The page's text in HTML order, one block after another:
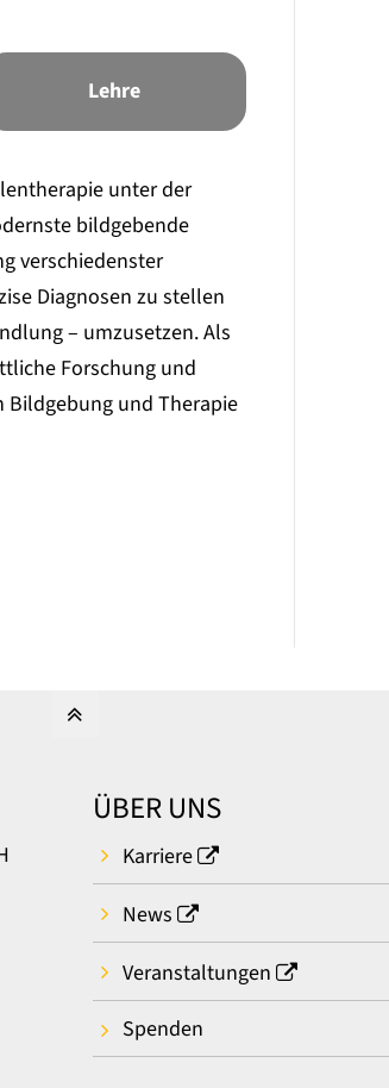
Lehre
unter der
bildgebende
verschiedenster
Diagnosen zu stellen
– umzusetzen. Als
Forschung und
und Therapie
ÜBER UNS
Karriere
News
Veranstaltungen
Spenden